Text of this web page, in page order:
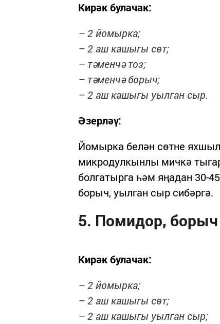
Кирәк булачак:
– 2 йомырка;
– 2 аш кашыгы сөт;
– тәменчә тоз;
– тәменчә борыч;
– 2 аш кашыгы уылган сыр.
Әзерләү:
Йомырка белән сөтне
микродулкынлы мичкә
болгатырга һәм яңадан 30-
борыч, уылган сыр сибәргә.
5. Помидор,
Кирәк булачак:
– 2 йомырка;
– 2 аш кашыгы сөт;
– 2 аш кашыгы уылган сыр;